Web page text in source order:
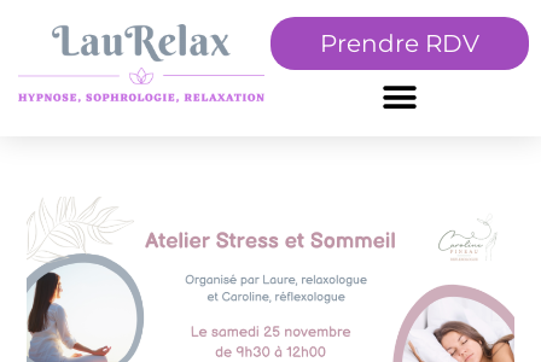
Prendre RDV